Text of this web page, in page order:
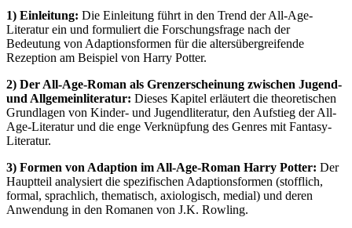
1) Einleitung: Die Einleitung führt in den Trend der All-Age-
Literatur ein und formuliert die Forschungsfrage nach der
Bedeutung von Adaptionsformen für die altersübergreifende
Rezeption am Beispiel von Harry Potter.
2) Der All-Age-Roman als Grenzerscheinung zwischen Jugend-
und Allgemeinliteratur: Dieses Kapitel erläutert die theoretischen
Grundlagen von Kinder- und Jugendliteratur, den Aufstieg der All-
Age-Literatur und die enge Verknüpfung des Genres mit Fantasy-
Literatur.
3) Formen von Adaption im All-Age-Roman Harry Potter: Der
Hauptteil analysiert die spezifischen Adaptionsformen (stofflich,
formal, sprachlich, thematisch, axiologisch, medial) und deren
Anwendung in den Romanen von J.K. Rowling.